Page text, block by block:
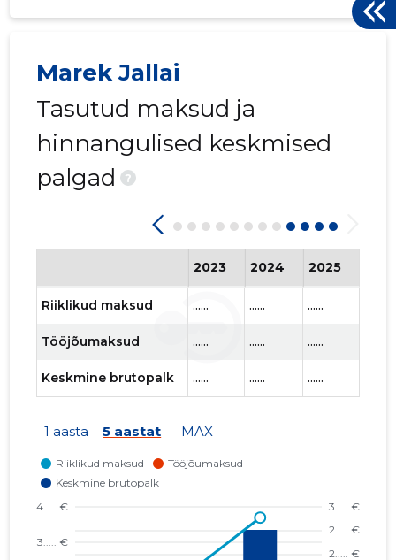
Marek Jallai
Tasutud maksud ja
hinnangulised keskmised
palgad
?
2023 2024 2025
Riiklikud maksud ...... ...... ......
Tööjõumaksud ...... ...... ......
Keskmine brutopalk ...... ...... ......
1 aasta 5 aastat MAX